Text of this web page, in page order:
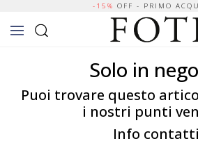
-15% OFF - PRIMO
Solo in
Puoi trovare questo
i nostri punti
Info contatti